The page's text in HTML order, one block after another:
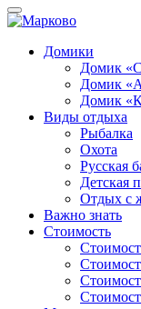
Домики
Домик
Домик
Домик
Виды отдыха
Рыбалка
Охота
Русская
Детская
Отдых с
Важно знать
Стоимость